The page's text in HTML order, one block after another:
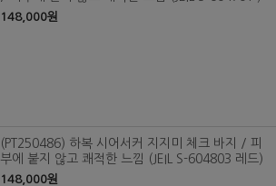
148,000원
(PT250486) 하복 시어서커 지지미 체크 바지 / 피
부에 붙지 않고 쾌적한 느낌 (JEIL S-604803 레드)
148,000원